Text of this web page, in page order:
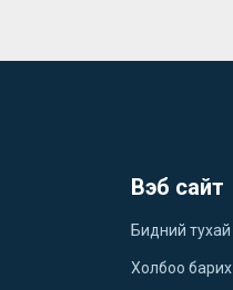
Вэб сайт
Бидний тухай
Холбоо барих